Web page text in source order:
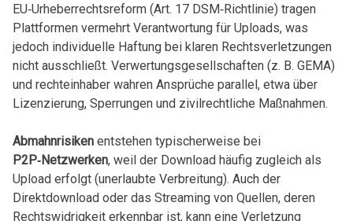
EU‑Urheberrechtsreform (Art. 17 ‍DSM‑Richtlinie) tragen
Plattformen vermehrt Verantwortung für Uploads, was
jedoch individuelle Haftung bei klaren ⁣Rechtsverletzungen
nicht ausschließt. Verwertungsgesellschaften (z. B. GEMA)
und rechteinhaber wahren⁣ Ansprüche parallel, etwa über
⁢Lizenzierung, Sperrungen und zivilrechtliche Maßnahmen.
Abmahnrisikenentstehen typischerweise bei⁣
P2P‑Netzwerken, weil der Download häufig ‍zugleich als
Upload erfolgt (unerlaubte Verbreitung). Auch der
Direktdownload⁢ oder⁢ das Streaming von Quellen, deren
Rechtswidrigkeit erkennbar ist, kann eine Verletzung